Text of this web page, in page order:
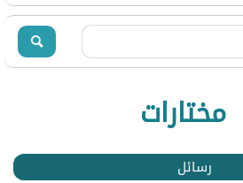
مختارات
رسائل